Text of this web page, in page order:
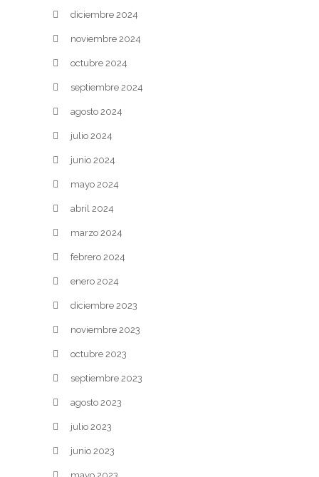
diciembre 2024
noviembre 2024
octubre 2024
septiembre 2024
agosto 2024
julio 2024
junio 2024
mayo 2024
abril 2024
marzo 2024
febrero 2024
enero 2024
diciembre 2023
noviembre 2023
octubre 2023
septiembre 2023
agosto 2023
julio 2023
junio 2023